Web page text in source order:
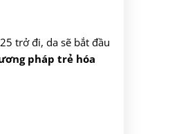
trở đi, da sẽ bắt đầu
pháp trẻ hóa